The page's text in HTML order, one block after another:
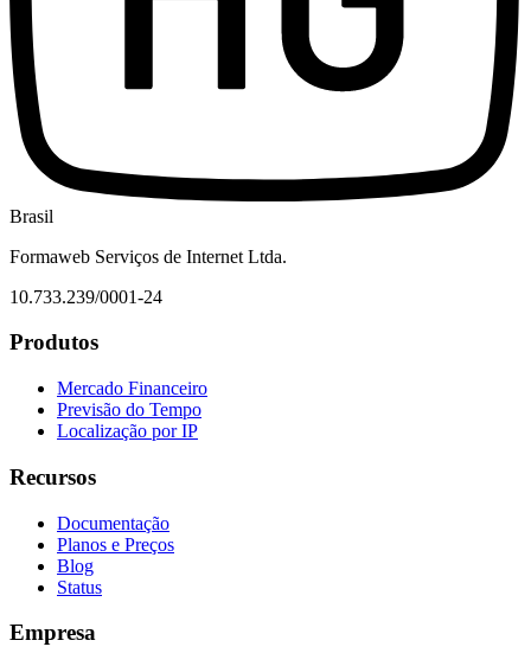
Brasil
Formaweb Serviços de Internet Ltda.
10.733.239/0001-24
Produtos
Mercado Financeiro
Previsão do Tempo
Localização por IP
Recursos
Documentação
Planos e Preços
Blog
Status
Empresa